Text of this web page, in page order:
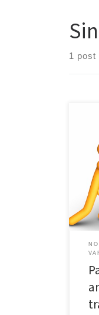
1 post
O
de
em
MG